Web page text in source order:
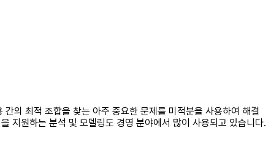
의 최적 조합을 찾는 아주 중요한 문제를 미적분을 사용하여 해결
지원하는 분석 및 모델링도 경영 분야에서 많이 사용되고 있습니다.